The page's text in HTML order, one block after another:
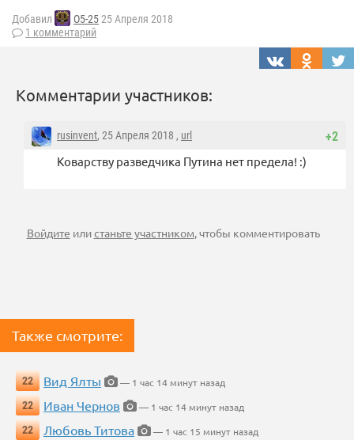
Добавил O5-2525 Апреля 2018
1 комментарий
Комментарии участников:
+2
rusinvent, 25 Апреля 2018 , url
Коварству разведчика Путина нет предела! :)
Войдите илистаньте участником, чтобы комментировать
Также смотрите:
22 Вид Ялты
— 1 час 14 минут назад
22
Иван Чернов
— 1 час 14 минут назад
22
Любовь Титова
— 1 час 15 минут назад